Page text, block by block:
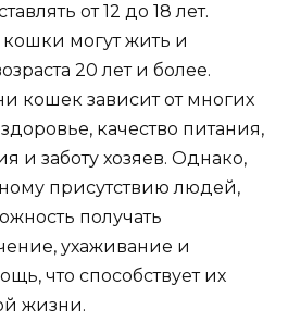
от 12 до 18 лет.
могут жить и
20 лет и более.
кошек зависит от многих
качество питания,
и заботу хозяев. Однако,
присутствию людей,
получать
ухаживание и
что способствует их
жизни.